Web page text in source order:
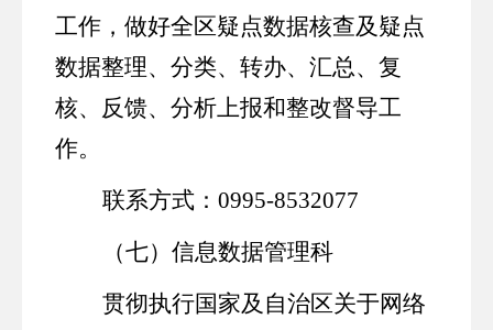
工作，做好全区疑点数据核查及疑点
数据整理、分类、转办、汇总、复
核、反馈、分析上报和整改督导工
作。
联系方式： 0995-8532077
（七）信息数据管理科
贯彻执行国家及自治区关于网络